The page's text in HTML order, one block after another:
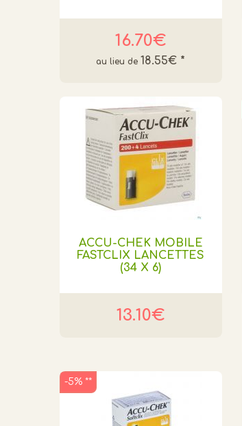
16.70€
18.55€ *
ACCU-CHEK MOBILE
FASTCLIX LANCETTES
(34 X 6)
13.10€
-5% **